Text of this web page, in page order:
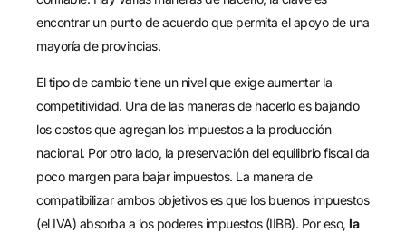
encontrar un punto de acuerdo que permita el apoyo de una
mayoría de provincias.
El tipo de cambio tiene un nivel que exige aumentar la
competitividad. Una de las maneras de hacerlo es bajando
los costos que agregan los impuestos a la producción
nacional. Por otro lado, la preservación del equilibrio fiscal da
poco margen para bajar impuestos. La manera de
compatibilizar ambos objetivos es que los buenos impuestos
(el IVA) absorba a los poderes impuestos (IIBB). Por eso, la